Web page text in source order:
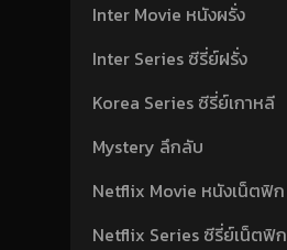
Inter Movie หนังผรั่ง
Inter Series ซีรี่ย์ฝรั่ง
Korea Series ซีรี่ย์เกาหลี
Mystery ลึกลับ
Netflix Movie หนังเน็ตฟิก
Netflix Series ซีรี่ย์เน็ตฟิก